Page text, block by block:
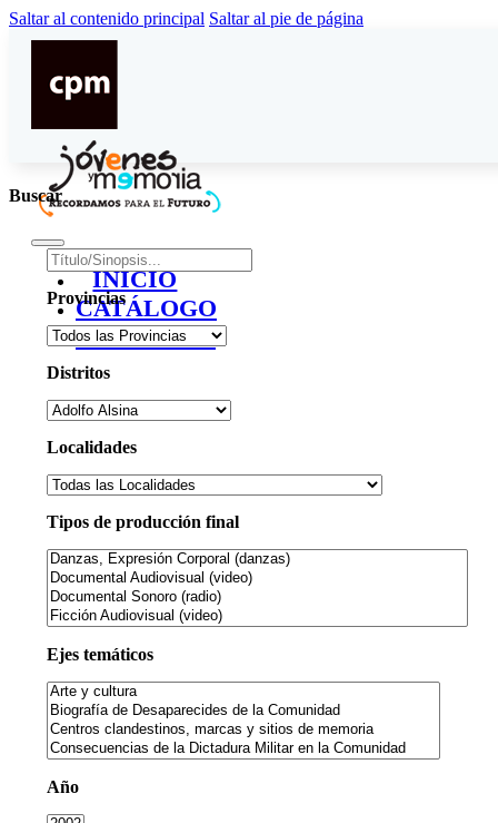
Saltar al contenido principal Saltar al pie de página
INICIO
CATÁLOGO
CONTACTO
Buscar
Provincias
Distritos
Localidades
Tipos de producción final
Ejes temáticos
Año